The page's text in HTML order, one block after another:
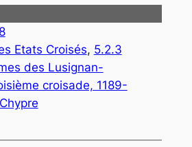
Etats Croisés, 5.2.3
des Lusignan-
croisade, 1189-